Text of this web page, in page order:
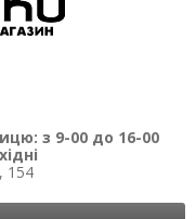
з 9-00 до 16-00
154